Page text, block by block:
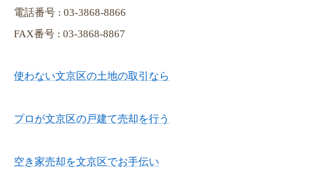
電話番号 : 03-3868-8866
FAX番号 : 03-3868-8867
使わない文京区の土地の取引なら
プロが文京区の戸建て売却を行う
空き家売却を文京区でお手伝い